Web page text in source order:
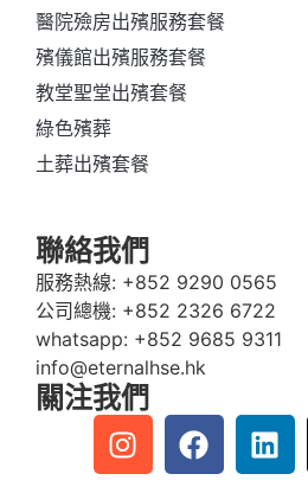
醫院殮房出殯服務套餐
殯儀館出殯服務套餐
教堂聖堂出殯套餐
綠色殯葬
土葬出殯套餐
聯絡我們
服務熱線: +852 9290 0565
公司總機: +852 2326 6722
whatsapp: +852 9685 9311
info@eternalhse.hk
關注我們